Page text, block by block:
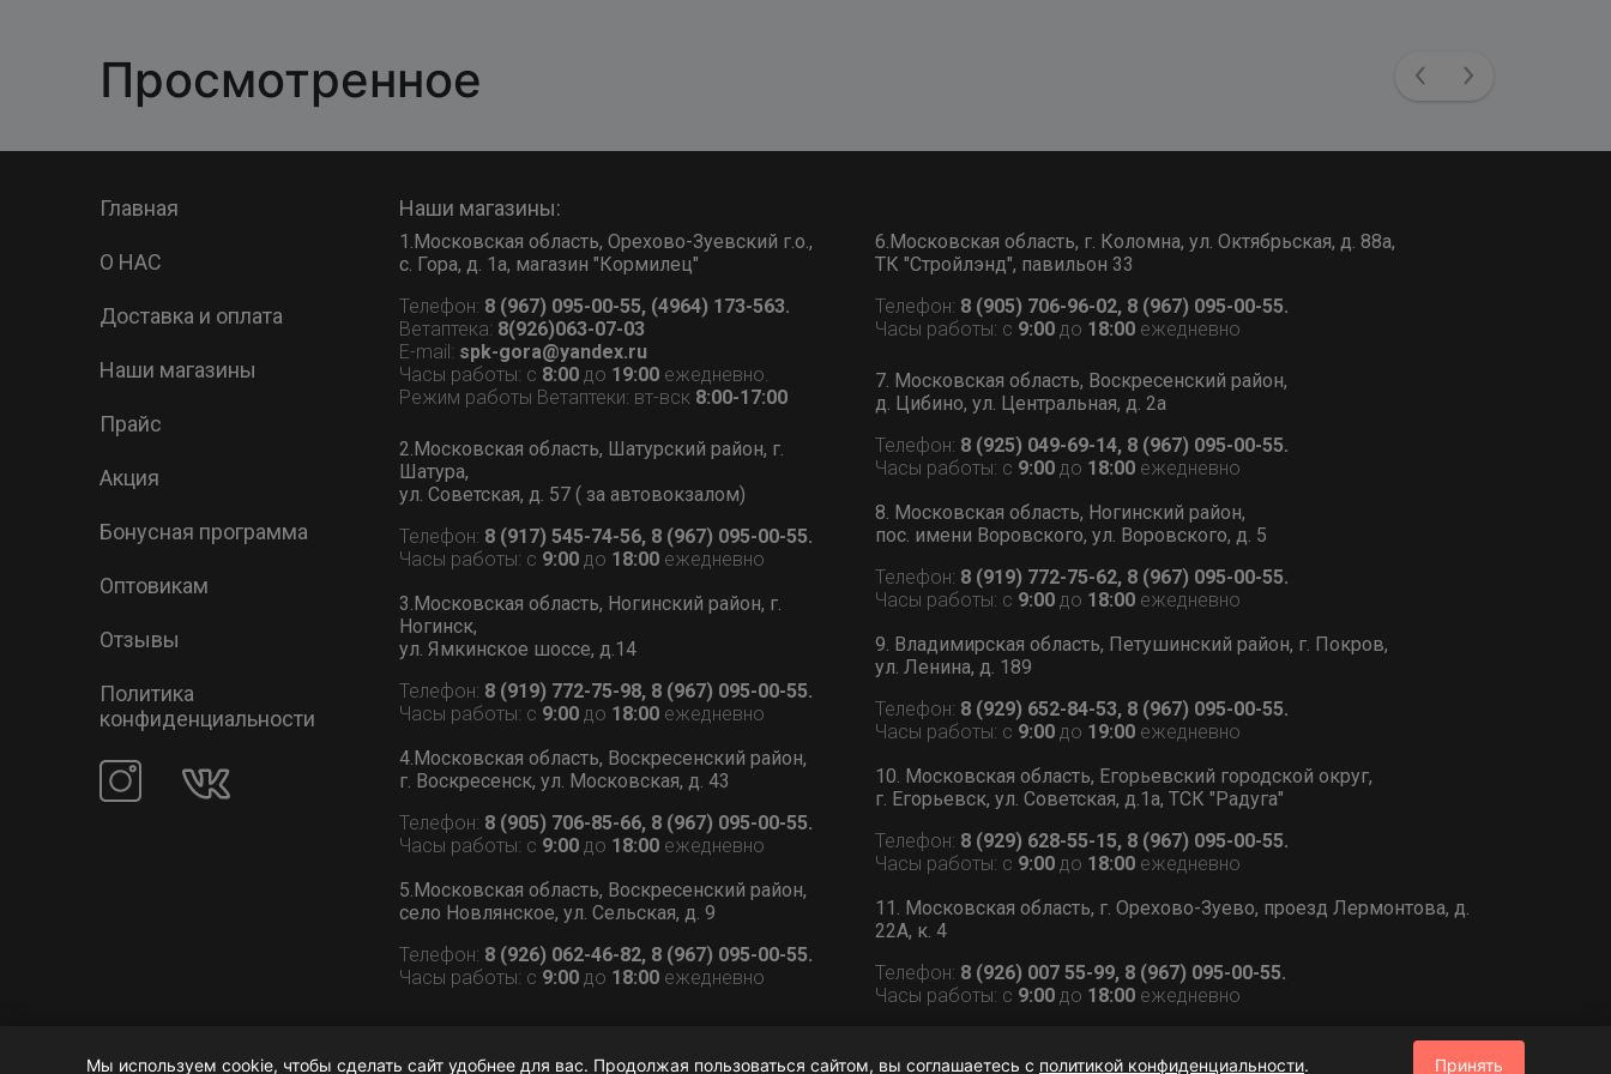
Просмотренное PreviousNext
Мы используем cookie, чтобы сделать сайт удобнее для вас. Продолжая пользоваться сайтом, вы соглашаетесь с политикой конфиденциальности. Принять
Главная
О НАС
Доставка и оплата
Наши магазины
Прайс
Акция
Бонусная программа
Оптовикам
Отзывы
Политика
конфиденциальности
Наши магазины:
1.Московская область, Орехово-Зуевский г.о.,
с. Гора, д. 1а, магазин "Кормилец"
Телефон: 8 (967) 095-00-55, (4964) 173-563.
Ветаптека: 8(926)063-07-03
E-mail: spk-gora@yandex.ru
Часы работы: с 8:00до 19:00ежедневно.
Режим работы Ветаптеки: вт-вск 8:00-17:00
2.Московская область, Шатурский район, г.
Шатура,
ул. Советская, д. 57 ( за автовокзалом)
Телефон: 8 (917) 545-74-56, 8 (967) 095-00-55.
Часы работы: с 9:00до 18:00ежедневно
3.Московская область, Ногинский район, г.
Ногинск,
ул. Ямкинское шоссе, д.14
Телефон: 8 (919) 772-75-98, 8 (967) 095-00-55.
Часы работы: с 9:00до 18:00ежедневно
4.Московская область, Воскресенский район,
г. Воскресенск, ул. Московская, д. 43
Телефон: 8 (905) 706-85-66, 8 (967) 095-00-55.
Часы работы: с 9:00до 18:00ежедневно
5.Московская область, Воскресенский район,
село Новлянское, ул. Сельская, д. 9
Телефон: 8 (926) 062-46-82, 8 (967) 095-00-55.
Часы работы: с 9:00до 18:00ежедневно
6.Московская область, г. Коломна, ул. Октябрьская, д. 88а,
ТК "Стройлэнд", павильон 33
Телефон: 8 (905) 706-96-02, 8 (967) 095-00-55.
Часы работы: с 9:00 до 18:00 ежедневно
7. Московская область, Воскресенский район,
д. Цибино, ул. Центральная, д. 2а
Телефон: 8 (925) 049-69-14, 8 (967) 095-00-55.
Часы работы: с 9:00 до 18:00 ежедневно
8. Московская область, Ногинский район,
пос. имени Воровского, ул. Воровского, д. 5
Телефон: 8 (919) 772-75-62, 8 (967) 095-00-55.
Часы работы: с 9:00 до 18:00 ежедневно
9. Владимирская область, Петушинский район, г. Покров,
ул. Ленина, д. 189
Телефон: 8 (929) 652-84-53, 8 (967) 095-00-55.
Часы работы: с 9:00 до 19:00 ежедневно
10. Московская область, Егорьевский городской округ,
г. Егорьевск, ул. Советская, д.1а, ТСК "Радуга"
Телефон: 8 (929) 628-55-15, 8 (967) 095-00-55.
Часы работы: с 9:00 до 18:00 ежедневно
11. Московская область, г. Орехово-Зуево, проезд Лермонтова, д.
22А, к. 4
Телефон: 8 (926) 007 55-99, 8 (967) 095-00-55.
Часы работы: с 9:00 до 18:00 ежедневно